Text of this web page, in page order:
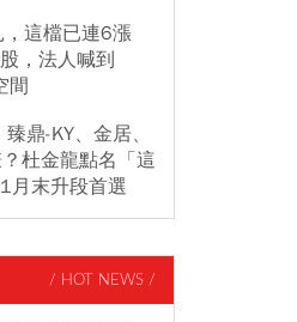
這檔已連6漲
，法人喊到
間
鼎-KY、金居、
杜金龍點名「這
月末升段首選
/ HOT NEWS /